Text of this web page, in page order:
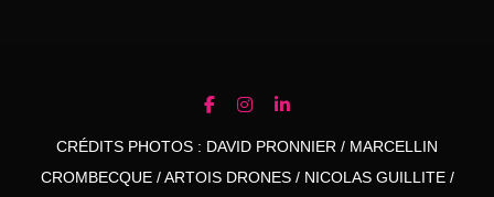
CRÉDITS PHOTOS : DAVID PRONNIER / MARCELLIN
CROMBECQUE / ARTOIS DRONES / NICOLAS GUILLITE /